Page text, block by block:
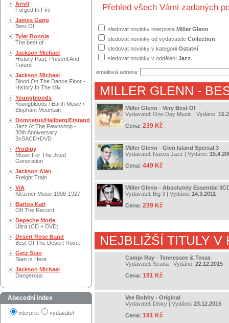
Anvil
Forged In Fire
James Gang
Best Of
Tyler Bonnie
The best of
Jackson Michael
History Past, Present And
Future
Jackson Michael
Blood On The Dance Floor -
History In The Mix
Youngbloods
Youngbloods / Earth Music /
Elephant Mountain
Domnerus/Hallberg/Erstand
Jazz At The Pawnshop -
30th Anniversary
3xSACD+DVD
Prodigy
Music For The Jilted
Generation
Jackson Alan
Freight Train
V/A
Klezmer Music 1908-1927
Bartos Karl
Off The Record
Depeche Mode
Ultra (CD + DVD)
Desert Rose Band
Best Of The Desert Rose..
Getz Stan
Stan Is Here
Jackson Michael
Dangerous
Abecední index
interpret vydavatel
Přehled všech Vámi zadaných
sledovat novinky interpreta Miller Glenn
sledovat novinky od vydavatele Collection
sledovat novinky v kategorii Ostatní
sledovat novinky v oddělení Jazz
emailová adresa:
MILLER GLENN -
Miller Glenn - Very Best Of
Vydavatel: One Day Music | Vydáno:
Cena: 239 Kč
Miller Glenn - Glen Island Special 3
Vydavatel: Naxos Jazz | Vydáno:
Cena: 449 Kč
Miller Glenn - Absolutely Essential
Vydavatel: Big 3 | Vydáno: 14.3.2011
Cena: 239 Kč
NEJBLIŽŠÍ TITULY V
Campi Ray - Tennessee & Texas
Vydavatel: Scana | Vydáno: 22.12.2015
Cena: 191 Kč
Vee Bobby - Original
Vydavatel: Disky | Vydáno: 23.12.2015
Cena: 191 Kč